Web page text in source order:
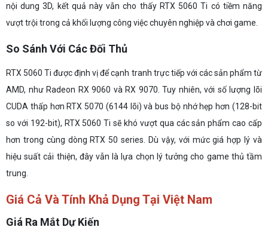
nội dung 3D, kết quả này vẫn cho thấy RTX 5060 Ti có tiềm năng
vượt trội trong cả khối lượng công việc chuyên nghiệp và chơi game.
So Sánh Với Các Đối Thủ
RTX 5060 Ti được định vị để cạnh tranh trực tiếp với các sản phẩm từ
AMD, như Radeon RX 9060 và RX 9070. Tuy nhiên, với số lượng lõi
CUDA thấp hơn RTX 5070 (6144 lõi) và bus bộ nhớ hẹp hơn (128-bit
so với 192-bit), RTX 5060 Ti sẽ khó vượt qua các sản phẩm cao cấp
hơn trong cùng dòng RTX 50 series. Dù vậy, với mức giá hợp lý và
hiệu suất cải thiện, đây vẫn là lựa chọn lý tưởng cho game thủ tầm
trung.
Giá Cả Và Tính Khả Dụng Tại Việt Nam
Giá Ra Mắt Dự Kiến